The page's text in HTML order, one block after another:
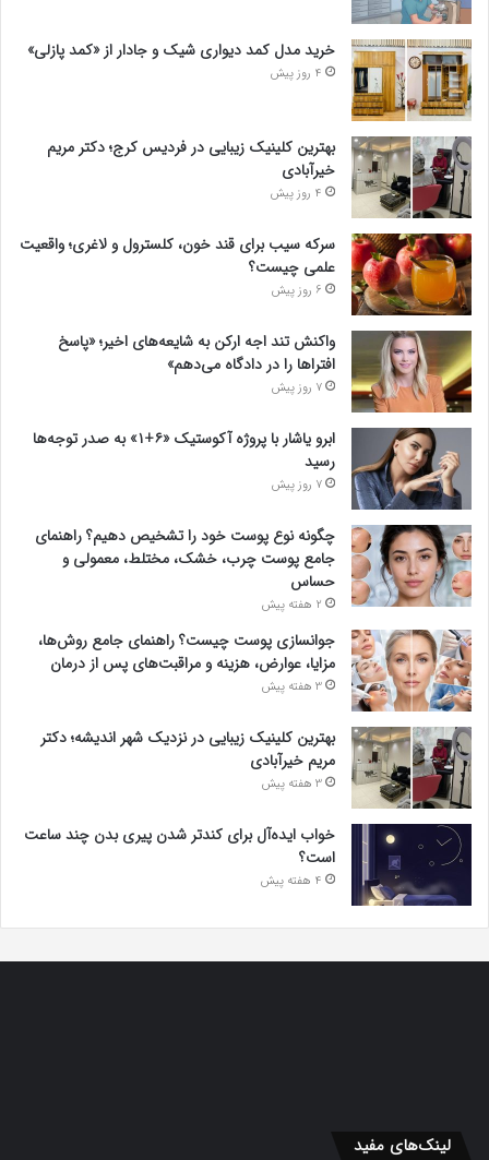
خرید مدل کمد دیواری شیک و جادار از «کمد پازلی»
4 روز پیش
بهترین کلینیک زیبایی در فردیس کرج؛ دکتر مریم
خیرآبادی
4 روز پیش
سرکه سیب برای قند خون، کلسترول و لاغری؛ واقعیت
علمی چیست؟
6 روز پیش
واکنش تند اجه ارکن به شایعه‌های اخیر؛ «پاسخ
افتراها را در دادگاه می‌دهم»
7 روز پیش
ابرو یاشار با پروژه آکوستیک «۶+۱» به صدر توجه‌ها
رسید
7 روز پیش
چگونه نوع پوست خود را تشخیص دهیم؟ راهنمای
جامع پوست چرب، خشک، مختلط، معمولی و
حساس
2 هفته پیش
جوانسازی پوست چیست؟ راهنمای جامع روش‌ها،
مزایا، عوارض، هزینه و مراقبت‌های پس از درمان
3 هفته پیش
بهترین کلینیک زیبایی در نزدیک شهر اندیشه؛ دکتر
مریم خیرآبادی
3 هفته پیش
خواب ایده‌آل برای کندتر شدن پیری بدن چند ساعت
است؟
4 هفته پیش
لینک‌های مفید